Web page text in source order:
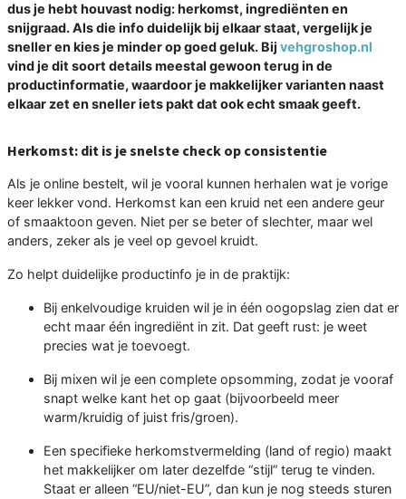
dus je hebt houvast nodig: herkomst, ingrediënten en
snijgraad. Als die info duidelijk bij elkaar staat, vergelijk je
sneller en kies je minder op goed geluk. Bij vehgroshop.nl
vind je dit soort details meestal gewoon terug in de
productinformatie, waardoor je makkelijker varianten naast
elkaar zet en sneller iets pakt dat ook echt smaak geeft.
Herkomst: dit is je snelste check op consistentie
Als je online bestelt, wil je vooral kunnen herhalen wat je vorige
keer lekker vond. Herkomst kan een kruid net een andere geur
of smaaktoon geven. Niet per se beter of slechter, maar wel
anders, zeker als je veel op gevoel kruidt.
Zo helpt duidelijke productinfo je in de praktijk:
Bij enkelvoudige kruiden wil je in één oogopslag zien dat er
echt maar één ingrediënt in zit. Dat geeft rust: je weet
precies wat je toevoegt.
Bij mixen wil je een complete opsomming, zodat je vooraf
snapt welke kant het op gaat (bijvoorbeeld meer
warm/kruidig of juist fris/groen).
Een specifieke herkomstvermelding (land of regio) maakt
het makkelijker om later dezelfde “stijl” terug te vinden.
Staat er alleen “EU/niet-EU”, dan kun je nog steeds sturen